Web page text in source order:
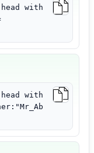
with
with